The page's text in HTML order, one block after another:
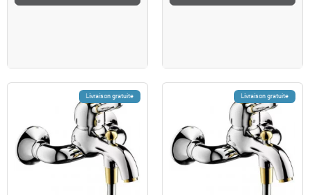
Livraison gratuite Livraison gratuite